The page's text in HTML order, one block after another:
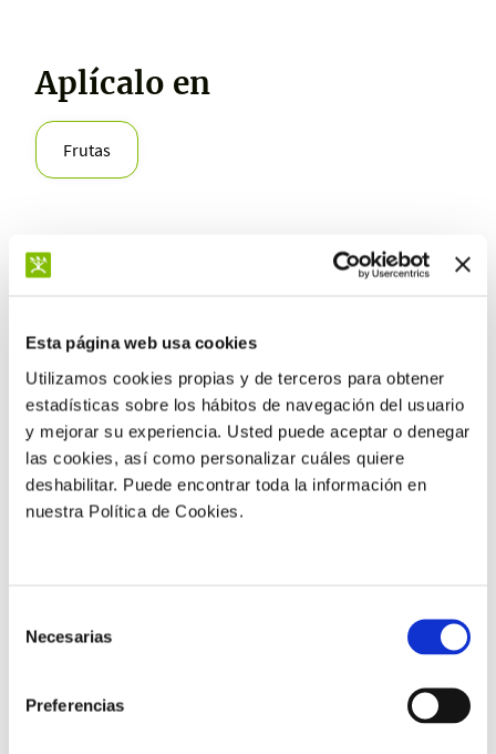
Esta página web usa cookies
Utilizamos cookies propias y de terceros para obtener
estadísticas sobre los hábitos de navegación del usuario
y mejorar su experiencia. Usted puede aceptar o denegar
las cookies, así como personalizar cuáles quiere
deshabilitar. Puede encontrar toda la información en
nuestra Política de Cookies.
Necesarias
Preferencias
Aplícalo en
Frutas
Beneficios
Avanzar la maduración
Ensayos relacionados